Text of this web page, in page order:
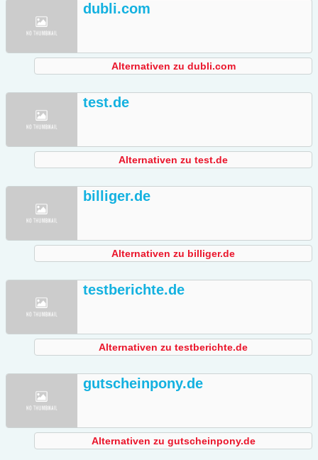
dubli.com
Alternativen zu dubli.com
test.de
Alternativen zu test.de
billiger.de
Alternativen zu billiger.de
testberichte.de
Alternativen zu testberichte.de
gutscheinpony.de
Alternativen zu gutscheinpony.de